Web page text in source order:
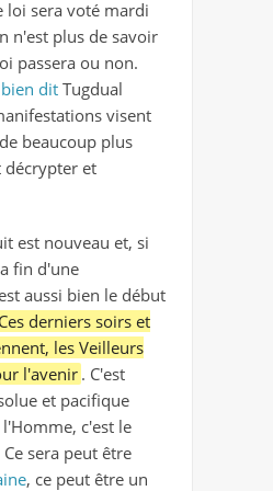
loi sera voté mardi
n'est plus de savoir
passera ou non.
dit Tugdual
visent
beaucoup plus
et
est nouveau et, si
fin d'une
aussi bien le début
Ces derniers soirs et
les Veilleurs
l'avenir. C'est
et pacifique
c'est le
sera peut être
, ce peut être un